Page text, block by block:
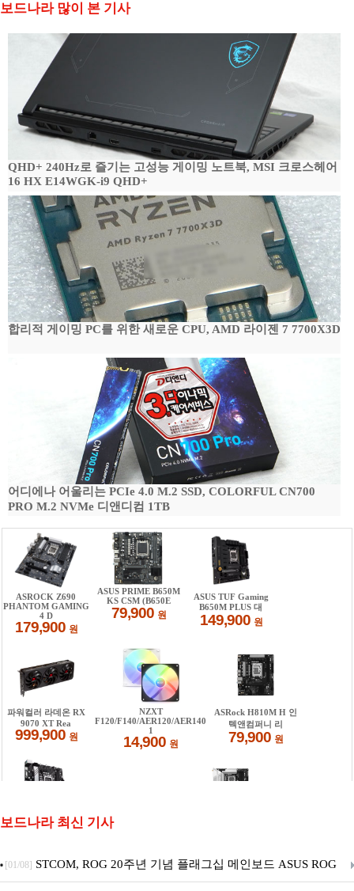
보드나라 많이 본 기사
QHD+ 240Hz로 즐기는 고성능 게이밍 노트북, MSI 크로스헤어
16 HX E14WGK-i9 QHD+
합리적 게이밍 PC를 위한 새로운 CPU, AMD 라이젠 7 7700X3D
어디에나 어울리는 PCIe 4.0 M.2 SSD, COLORFUL CN700
PRO M.2 NVMe 디앤디컴 1TB
보드나라 최신 기사
[01/08] STCOM, ROG 20주년 기념 플래그십 메인보드 ASUS ROG